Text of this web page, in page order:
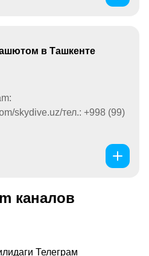
в Ташкенте
skydive.uz/тел.: +998 (99)
каналов
Телеграм